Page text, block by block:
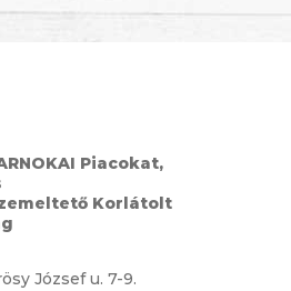
Piacokat,
Korlátolt
József u. 7-9.